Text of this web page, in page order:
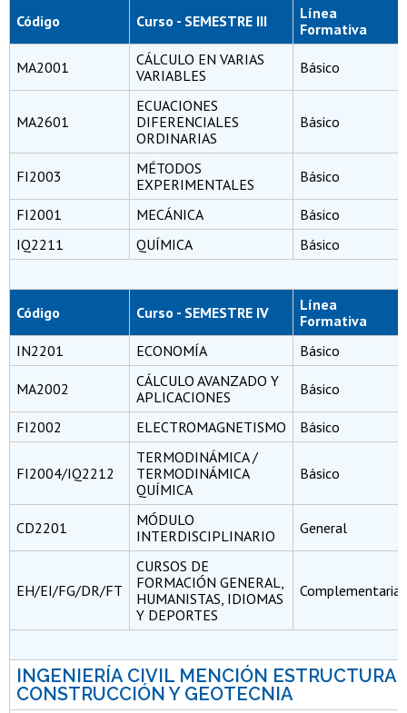
Código Curso - SEMESTRE III
Línea
Formativa
MA2001
CÁLCULO EN VARIAS
VARIABLES
Básico
MA2601
ECUACIONES
DIFERENCIALES
ORDINARIAS
Básico
FI2003
MÉTODOS
EXPERIMENTALES
Básico
FI2001 MECÁNICA
Básico
IQ2211
QUÍMICA Básico
Código Curso - SEMESTRE IV
Línea
Formativa
IN2201
ECONOMÍA Básico
MA2002
CÁLCULO AVANZADO Y
APLICACIONES
Básico
FI2002 ELECTROMAGNETISMO Básico
FI2004/IQ2212
TERMODINÁMICA /
TERMODINÁMICA
QUÍMICA
Básico
CD2201
MÓDULO
INTERDISCIPLINARIO
General
EH/EI/FG/DR/FT
CURSOS DE
FORMACIÓN GENERAL,
HUMANISTAS, IDIOMAS
Y DEPORTES
Complementaria
INGENIERÍA CIVIL MENCIÓN ESTRUCTURA,
CONSTRUCCIÓN Y GEOTECNIA